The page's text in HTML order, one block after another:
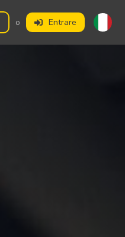
o Entrare